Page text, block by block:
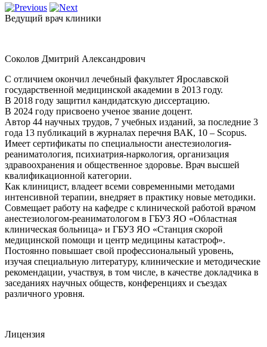
Ведущий врач клиники
Соколов Дмитрий Александрович
С отличием окончил лечебный факультет Ярославской
государственной медицинской академии в 2013 году.
В 2018 году защитил кандидатскую диссертацию.
В 2024 году присвоено ученое звание доцент.
Автор 44 научных трудов, 7 учебных изданий, за последние 3
года 13 публикаций в журналах перечня ВАК, 10 – Scopus.
Имеет сертификаты по специальности анестезиология-
реаниматология, психиатрия-наркология, организация
здравоохранения и общественное здоровье. Врач высшей
квалификационной категории.
Как клиницист, владеет всеми современными методами
интенсивной терапии, внедряет в практику новые методики.
Совмещает работу на кафедре с клинической работой врачом
анестезиологом-реаниматологом в ГБУЗ ЯО «Областная
клиническая больница» и ГБУЗ ЯО «Станция скорой
медицинской помощи и центр медицины катастроф».
Постоянно повышает свой профессиональный уровень,
изучая специальную литературу, клинические и методические
рекомендации, участвуя, в том числе, в качестве докладчика в
заседаниях научных обществ, конференциях и съездах
различного уровня.
Лицензия